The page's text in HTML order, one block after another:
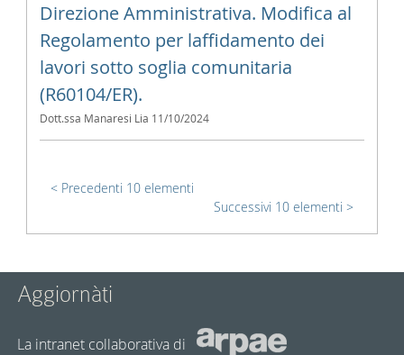
Direzione Amministrativa. Modifica al
Regolamento per laffidamento dei
lavori sotto soglia comunitaria
(R60104/ER).
Dott.ssa Manaresi Lia 11/10/2024
Precedenti 10 elementi
Successivi 10 elementi
Aggiornàti
La intranet collaborativa di